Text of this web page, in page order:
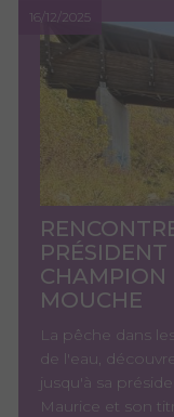
16/12/2025
CHAMPION
MOUCHE
La pêche dans
de l'eau,
jusqu'à sa
Maurice et son